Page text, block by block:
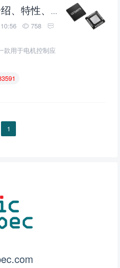
无刷电机驱动器的介绍、特性、及应用
758
款用于电机控制应
1